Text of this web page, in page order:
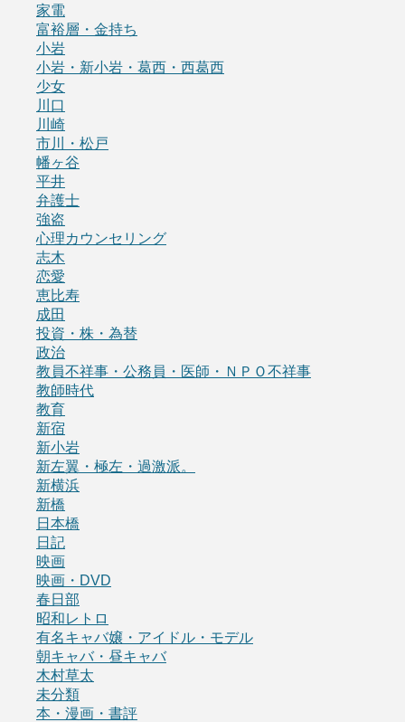
家電
富裕層・金持ち
小岩
小岩・新小岩・葛西・西葛西
少女
川口
川崎
市川・松戸
幡ヶ谷
平井
弁護士
強盗
心理カウンセリング
志木
恋愛
恵比寿
成田
投資・株・為替
政治
教員不祥事・公務員・医師・ＮＰＯ不祥事
教師時代
教育
新宿
新小岩
新左翼・極左・過激派。
新横浜
新橋
日本橋
日記
映画
映画・DVD
春日部
昭和レトロ
有名キャバ嬢・アイドル・モデル
朝キャバ・昼キャバ
木村草太
未分類
本・漫画・書評